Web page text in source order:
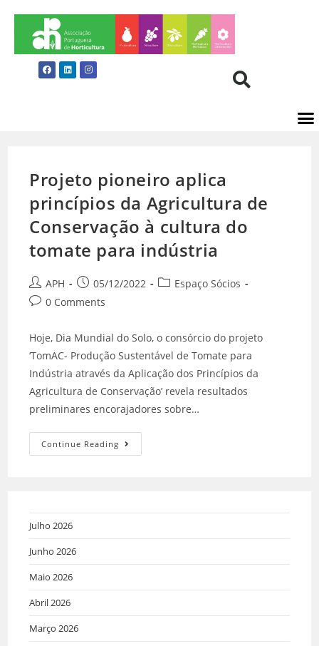
Projeto pioneiro aplica
princípios da Agricultura de
Conservação à cultura do
tomate para indústria
APH 05/12/2022
Espaço Sócios
0 Comments
Hoje, Dia Mundial do Solo, o consórcio do projeto
‘TomAC- Produção Sustentável de Tomate para
Indústria através da Aplicação dos Princípios da
Agricultura de Conservação’ revela resultados
preliminares encorajadores sobre…
Continue Reading
Julho 2026
Junho 2026
Maio 2026
Abril 2026
Março 2026